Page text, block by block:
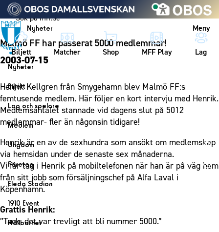
Vidare till innehållet
Nyheter Meny
Biljett Matcher Shop MFF Play Lag
Nyheter
Nyheter
Kalender
Biljett
Biljett
Årskort herr
Mitt MFF
Biljetter till bortamatcher
Biljettvillkor
Lag och spelare
Lag
Herrlaget
Spelare
Ledarstab
Damlaget
Spelare
Ledarstab
Medlem
Medlemskap i Malmö FF
Årsmöte 2026
Ungdom
MFF Ungdom
Sommarfotboll
Skånecupen
Fotbollsskolan
Fotbollsnätverket
Företag
Bli företagspartner
Nätverket
Klubbstolar
Partner dam
Eleda Stadion
Eleda Stadion
Erics Bar & Restaurang
1910 Event
1910 Event
Hållbarhet
Malmö FF har passerat 5000 medlemmar!
2003-07-15
Henrik Kellgren från Smygehamn blev Malmö FF:s
femtusende medlem. Här följer en kort intervju med Henrik.
Medlemsantalet stannade vid dagens slut på 5012
medlemmar- fler än någonsin tidigare!
Henrik är en av de sexhundra som ansökt om medlemskap
via hemsidan under de senaste sex månaderna.
Vi får tag i Henrik på mobiltelefonen när han är på väg hem
från sitt jobb som försäljningschef på Alfa Laval i
Köpenhamn.
Grattis Henrik:
”Tack, det var trevligt att bli nummer 5000.”